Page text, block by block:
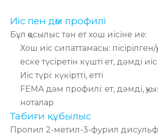
Иіс пен дәм профилі
Бұл қосылыс тән ет хош иісіне ие:
Хош иіс сипаттамасы: пісірілген/
еске түсіретін күшті ет, дәмді иіс
Иіс түрі: күкіртті, етті
FEMA дәм профилі: ет, дәмді,
ноталар
Табиғи құбылыс
Пропил 2-метил-3-фурил